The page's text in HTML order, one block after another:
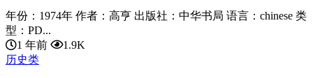
年份：1974年 作者：高亨 出版社：中华书局 语言：chinese 类
型：PD...
1 年前
1.9K
历史类